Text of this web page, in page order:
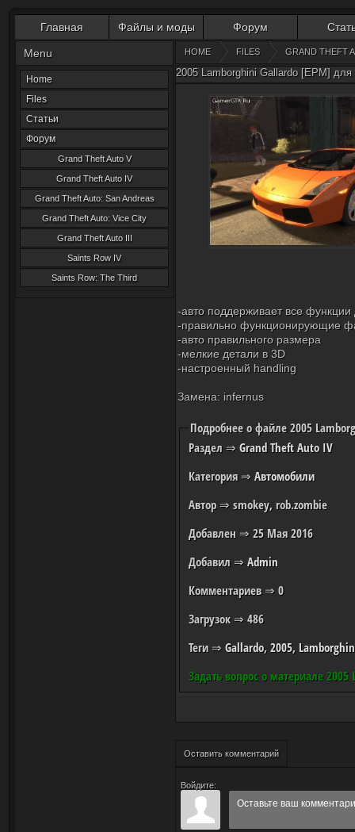
Главная Файлы и моды Форум
Menu
Home
Files
Статьи
Форум
Grand Theft Auto V
Grand Theft Auto IV
Grand Theft Auto: San Andreas
Grand Theft Auto: Vice City
Grand Theft Auto III
Saints Row IV
Saints Row: The Third
HOME FILES GRAND THEFT
2005 Lamborghini Gallardo [EPM]
-авто поддерживает все функции
-правильно функционирующие
-авто правильного размера
-мелкие детали в 3D
-настроенный handling
Замена: infernus
Подробнее о файле 2005
Раздел ⇒Grand Theft Auto IV
Категория⇒Автомобили
Автор⇒ smokey, rob.zombie
Добавлен ⇒ 25 Мая 2016
Добавил ⇒Admin
Комментариев⇒ 0
Загрузок⇒ 486
Теги ⇒Gallardo,2005,
Задать вопрос о материале
Оставить комментарий
Войдите: